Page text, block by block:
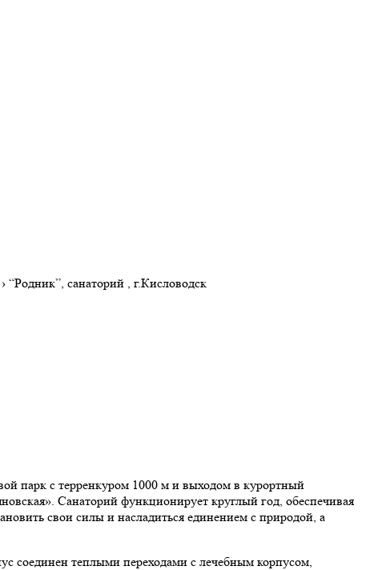
› “Родник”, санаторий , г.Кисловодск
парк с терренкуром 1000 м и выходом в курортный
Санаторий функционирует круглый год, обеспечивая
свои силы и насладиться единением с природой, а
соединен теплыми переходами с лечебным корпусом,